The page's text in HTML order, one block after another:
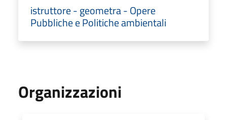
istruttore - geometra - Opere
Pubbliche e Politiche ambientali
Organizzazioni